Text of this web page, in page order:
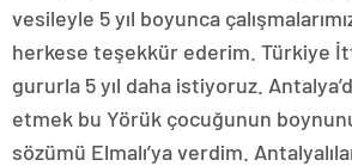
vesileyle 5 yıl boyunca
herkese teşekkür ederim. Türkiye
gururla 5 yıl daha istiyoruz.
etmek bu Yörük çocuğunun
sözümü Elmalı’ya verdim.